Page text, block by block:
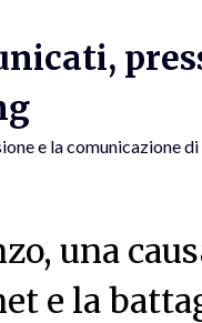
e la comunicazione
una
e la